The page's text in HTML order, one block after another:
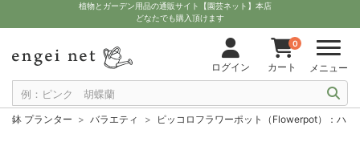
植物とガーデン用品の通販サイト【園芸ネット】本店
どなたでも購入頂けます
ログイン
0
カート メニュー
鉢 プランター バラエティ ピッコロフラワーポット（Flowerpot）：ハ